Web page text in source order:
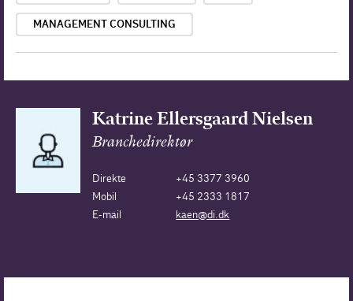
MANAGEMENT CONSULTING
Katrine Ellersgaard Nielsen
Branchedirektør
Direkte
+45 3377 3960
Mobil
+45 2333 1817
E-mail
kaen@di.dk